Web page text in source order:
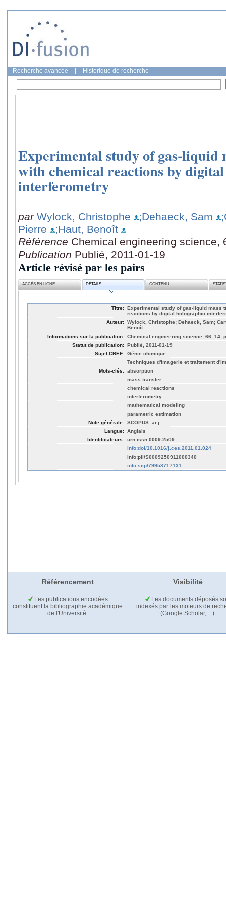
Recherche avancée Historique de recherche
Experimental study of gas-liquid
with chemical reactions by
interferometry
par Wylock, Christophe ;Dehaeck, Sam
Pierre
;Haut, Benoît
Référence Chemical engineering science,
Publication Publié, 2011-01-19
Article révisé par les pairs
ACCÈS EN LIGNE DÉTAILS CONTENU
Titre: Experimental study of gas-liquid mass
reactions by digital holographic
Auteur: Wylock, Christophe; Dehaeck, Sam;
Benoît
Informations sur la publication: Chemical engineering science, 66, 14,
Statut de publication: Publié, 2011-01-19
Sujet CREF: Génie chimique
Techniques d'imagerie et traitement
Mots-clés: absorption
mass transfer
chemical reactions
interferometry
mathematical modeling
parametric estimation
Note générale: SCOPUS: ar.j
Langue: Anglais
Identificateurs: urn:issn:0009-2509
info:doi/10.1016/j.ces.2011.01.024
info:pii/S0009250911000340
info:scp/79958717131
Référencement Visibilité
Les publications encodées
constituent la bibliographie académique
de l'Université.
Les documents déposés
indexés par les moteurs de
(Google Scholar,…).